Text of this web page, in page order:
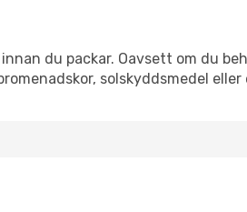
du packar. Oavsett om du
solskyddsmedel